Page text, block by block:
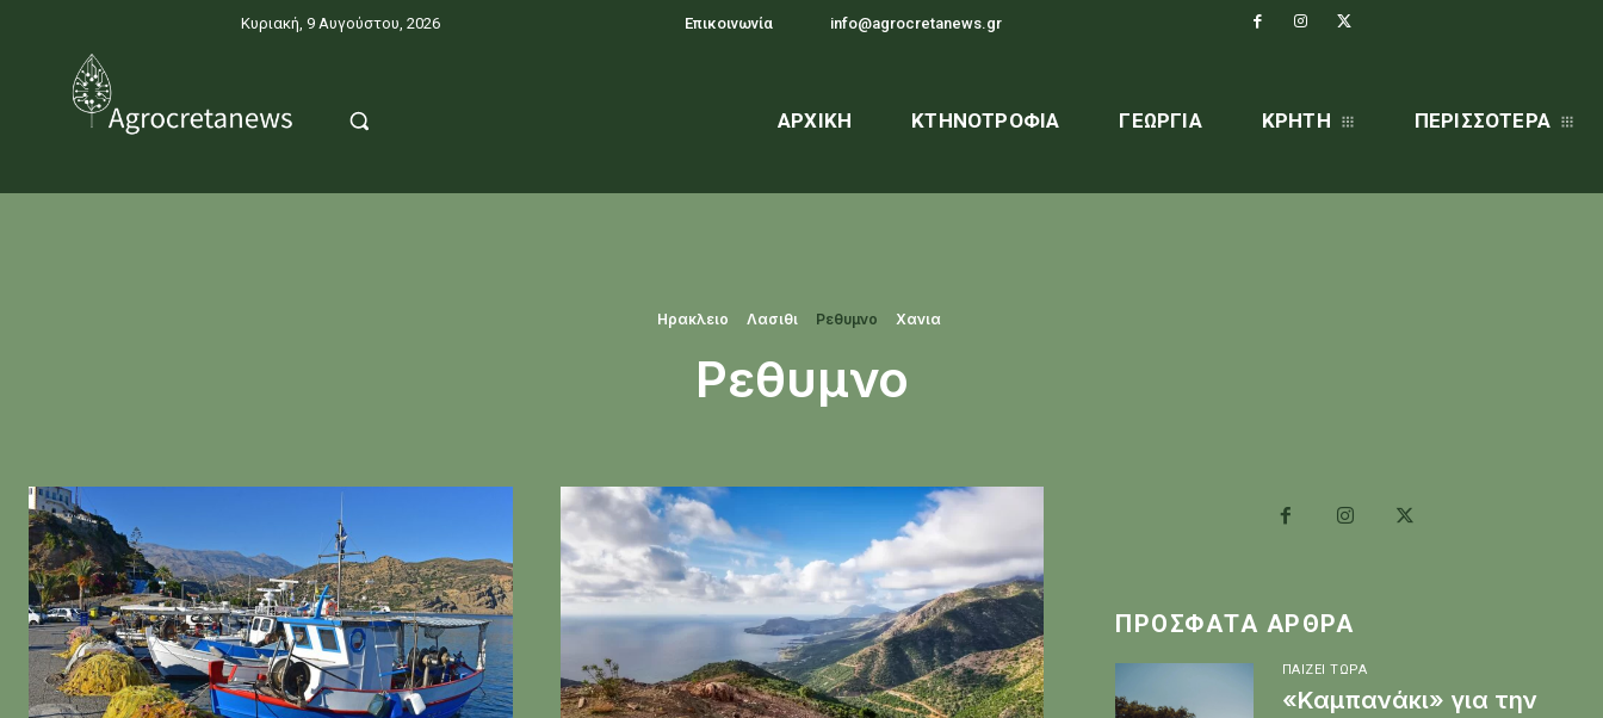
Κυριακή, 9 Αυγούστου, 2026 Επικοινωνία info@agrocretanews.gr
ΑΡΧΙΚΉ ΚΤΗΝΟΤΡΟΦΊΑ ΓΕΩΡΓΊΑ ΚΡΗΤΗ ΠΕΡΙΣΣΌΤΕΡΑ
Ηρακλειο Λασιθι Ρεθυμνο Χανια
Ρεθυμνο
ΠΡΌΣΦΑΤΑ ΆΡΘΡΑ
ΠΑΊΖΕΙ ΤΏΡΑ
«Καμπανάκι» για την